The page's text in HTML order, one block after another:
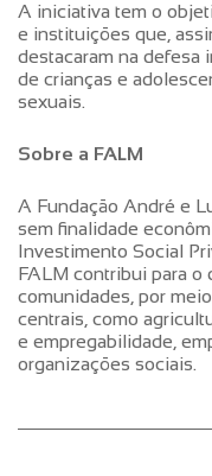
A iniciativa tem o
e instituições que,
destacaram na defesa
de crianças e
sexuais.
Sobre a FALM
A Fundação André e
sem finalidade
Investimento Social
FALM contribui para o
comunidades, por
centrais, como
e empregabilidade,
organizações sociais.